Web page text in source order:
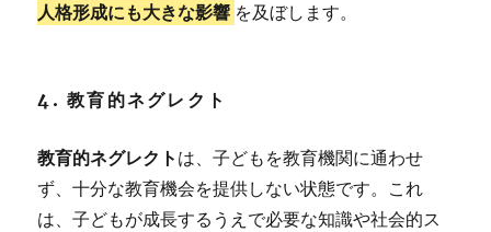
人格形成にも大きな影響 を及ぼします。
4. 教育的ネグレクト
教育的ネグレクト は、子どもを教育機関に通わせ
ず、十分な教育機会を提供しない状態です。これ
は、子どもが成長するうえで必要な知識や社会的ス